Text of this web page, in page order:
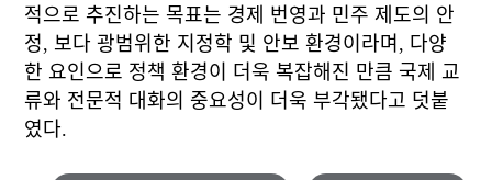
적으로 추진하는 목표는 경제 번영과 민주 제도의 안
정, 보다 광범위한 지정학 및 안보 환경이라며, 다양
한 요인으로 정책 환경이 더욱 복잡해진 만큼 국제 교
류와 전문적 대화의 중요성이 더욱 부각됐다고 덧붙
였다.